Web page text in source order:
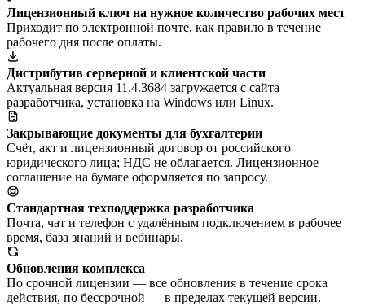
Лицензионный ключ на нужное количество рабочих мест
Приходит по электронной почте, как правило в течение
рабочего дня после оплаты.
Дистрибутив серверной и клиентской части
Актуальная версия 11.4.3684 загружается с сайта
разработчика, установка на Windows или Linux.
Закрывающие документы для бухгалтерии
Счёт, акт и лицензионный договор от российского
юридического лица; НДС не облагается. Лицензионное
соглашение на бумаге оформляется по запросу.
Стандартная техподдержка разработчика
Почта, чат и телефон с удалённым подключением в рабочее
время, база знаний и вебинары.
Обновления комплекса
По срочной лицензии — все обновления в течение срока
действия, по бессрочной — в пределах текущей версии.